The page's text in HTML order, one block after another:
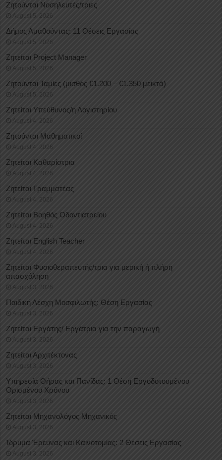
Ζητούνται Νοσηλευτές/τριες
August 5, 2026
Δήμος Αμαθούντας: 11 Θέσεις Εργασίας
August 5, 2026
Ζητείται Project Manager
August 5, 2026
Ζητούνται Ταμίες (μισθός €1.200 – €1.350 μεικτά)
August 5, 2026
Ζητείται Υπεύθυνος/η Λογιστηρίου
August 4, 2026
Ζητούνται Μαθηματικοί
August 4, 2026
Ζητείται Καθαρίστρια
August 4, 2026
Ζητείται Γραμματέας
August 4, 2026
Ζητείται Βοηθός Οδοντιατρείου
August 4, 2026
Ζητείται English Teacher
August 4, 2026
Ζητείται Φυσιοθεραπευτής/τρια για μερική ή πλήρη
απασχόληση
August 3, 2026
Παιδική Λέσχη Μοσφιλωτής: Θέση Εργασίας
August 3, 2026
Ζητείται Εργάτης/ Εργάτρια για την παραγωγή
August 3, 2026
Ζητείται Αρχιτέκτονας
August 3, 2026
Υπηρεσία Θήρας και Πανίδας: 1 Θέση Eργοδοτουμένου
Oρισμένου Xρόνου
August 3, 2026
Ζητείται Μηχανολόγος Μηχανικός
August 3, 2026
Ίδρυμα Έρευνας και Καινοτομίας: 2 Θέσεις Εργασίας
August 3, 2026